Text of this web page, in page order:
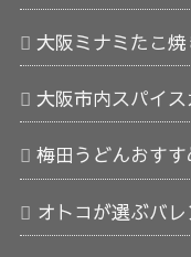
大阪ミナミたこ
大阪市内スパイ
梅田うどんおす
オトコが選ぶバ